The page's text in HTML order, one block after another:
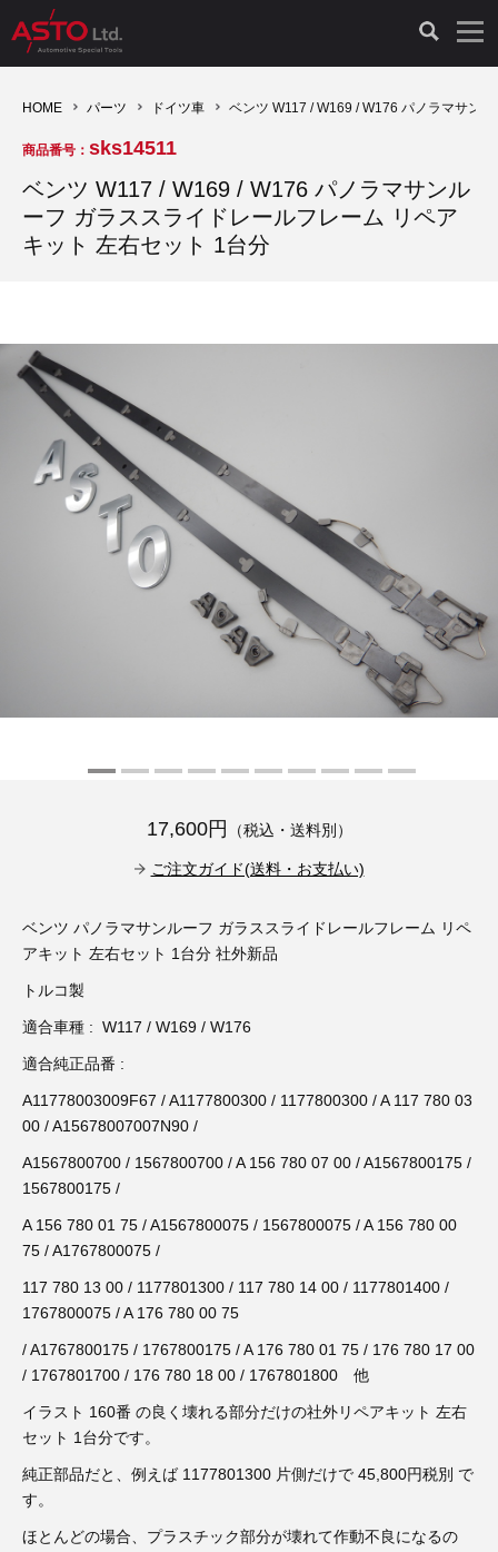
診断機（16）
キープログラマー（4）
オプション品（17）
TPMS（4）
その他（9）
診断テスター（10）
キープログラマー（20）
安定化電源ユニット（8）
バッテリーテスター（4）
古い車両用診断テスター（10）
バイク用診断テスター（7）
HCB TOOLS（45）
AST TOOLS（51）
ドイツ車（211）
イタリア/フランス車（27）
イギリス車（23）
アメリカ車（15）
バッテリーチャージャー（4）
ディーゼルインジェクター&グロープラグ ツール（7）
ホイールロック取り外しツール（6）
3D プリンターペン（8）
オシロスコープ（2）
オシロ関連商品（9）
その他（8）
ドイツ車（427）
イタリア/フランス車（145）
スウェーデン車（45）
日本車（40）
ロシア（8）
ブレーキキャリパーリペアキット（368）
その他（12）
現品修理（77）
リビルト品（58）
イモビライザーOFF（1）
その他（6）
オシロスコープ（10）
アクセサリー（13）
HOME パーツ ドイツ車 ベンツ W117 / W169 / W176 パノラマサン
商品番号： sks14511
ベンツ W117 / W169 / W176 パノラマサンル
ーフ ガラススライドレールフレーム リペア
キット 左右セット 1台分
17,600円 （税込・送料別）
ご注文ガイド(送料・お支払い)
ベンツ パノラマサンルーフ ガラススライドレールフレーム リペ
アキット 左右セット 1台分 社外新品
トルコ製
適合車種 : W117 / W169 / W176
適合純正品番 :
A11778003009F67 / A1177800300 / 1177800300 / A 117 780 03
00 / A15678007007N90 /
A1567800700 / 1567800700 / A 156 780 07 00 / A1567800175 /
1567800175 /
A 156 780 01 75 / A1567800075 / 1567800075 / A 156 780 00
75 / A1767800075 /
117 780 13 00 / 1177801300 / 117 780 14 00 / 1177801400 /
1767800075 / A 176 780 00 75
/ A1767800175 / 1767800175 / A 176 780 01 75 / 176 780 17 00
/ 1767801700 / 176 780 18 00 / 1767801800 他
イラスト 160番 の良く壊れる部分だけの社外リペアキット 左右
セット 1台分です。
純正部品だと、例えば 1177801300 片側だけで 45,800円税別 で
す。
ほとんどの場合、プラスチック部分が壊れて作動不良になるの